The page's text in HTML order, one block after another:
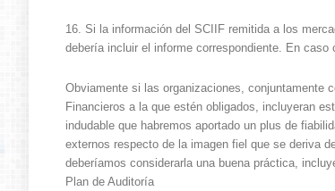
16. Si la información del SCIIF remitida a los
debería incluir el informe correspondiente. En caso
Obviamente si las organizaciones, conjuntamente
Financieros a la que estén obligados, incluyeran
indudable que habremos aportado un plus de
externos respecto de la imagen fiel que se deriva
deberíamos considerarla una buena práctica,
Plan de Auditoría